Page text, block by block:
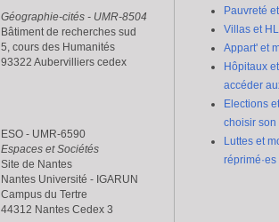
Géographie-cités - UMR-8504
Bâtiment de recherches sud
5, cours des Humanités
93322 Aubervilliers cedex
ESO - UMR-6590
Espaces et Sociétés
Site de Nantes
Nantes Université - IGARUN
Campus du Tertre
44312 Nantes Cedex 3
Pauvreté
Villas et
Appart' et
Hôpitaux
accéder
Elections
choisir son
Luttes et
réprimé·es